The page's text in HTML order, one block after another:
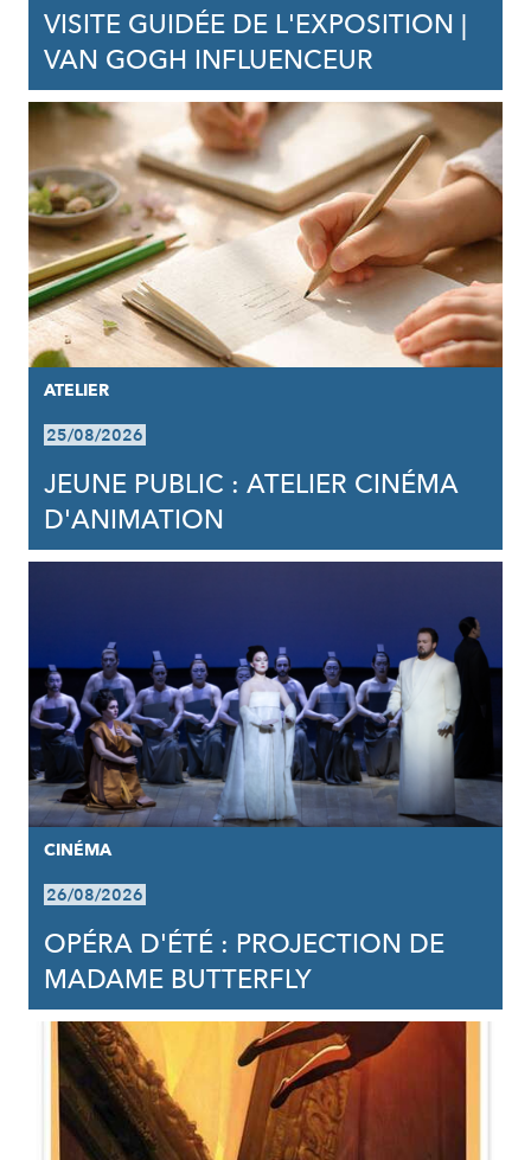
VISITE GUIDÉE DE L'EXPOSITION |
VAN GOGH INFLUENCEUR
ATELIER
25/08/2026
JEUNE PUBLIC : ATELIER CINÉMA
D'ANIMATION
CINÉMA
26/08/2026
OPÉRA D'ÉTÉ : PROJECTION DE
MADAME BUTTERFLY